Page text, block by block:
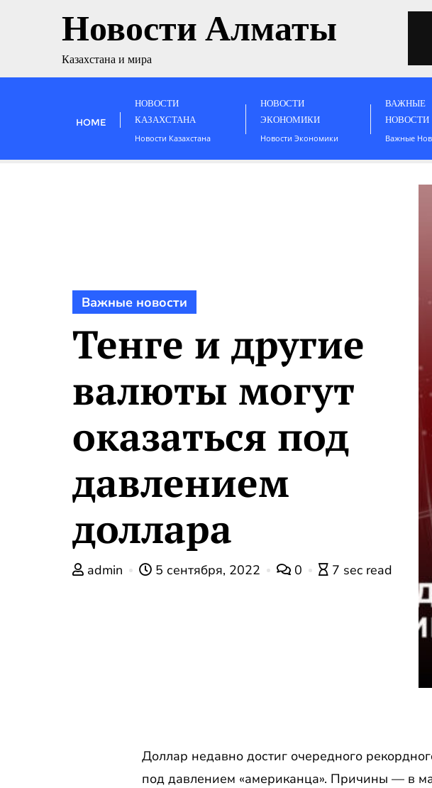
Новости Алматы
Казахстана и мира
HOME
НОВОСТИ
КАЗАХСТАНА
Новости Казахстана
НОВОСТИ
ЭКОНОМИКИ
Новости Экономики
ВАЖНЫЕ
НОВОСТИ
Важные
Важные новости
Тенге и другие
валюты могут
оказаться под
давлением
доллара
admin 5 сентября, 2022 0 7 sec read
Доллар недавно достиг очередного
под давлением «американца». Причины — в